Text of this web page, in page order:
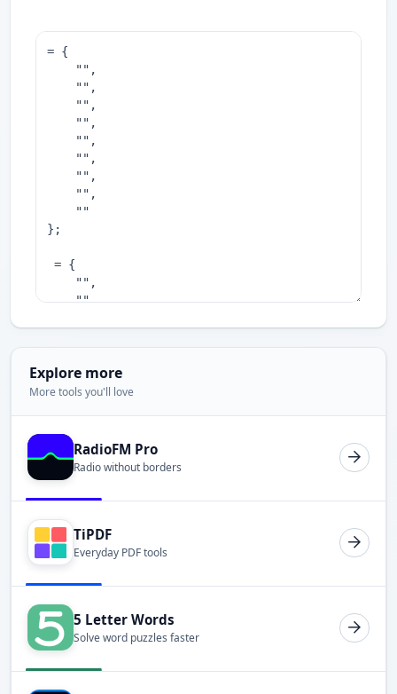
Explore more
More tools you'll love
RadioFM Pro
Radio without borders
TiPDF
Everyday PDF tools
5 Letter Words
Solve word puzzles faster